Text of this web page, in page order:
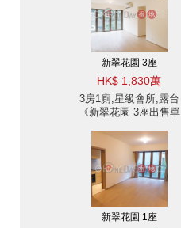
新翠花園 3座
HK$ 1,830萬
3房1廁,星級會所,露台
《新翠花園 3座出售單
新翠花園 1座